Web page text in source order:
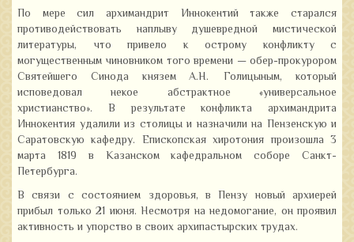
По мере сил архимандрит Иннокентий также старался
противодействовать наплыву душевредной мистической
литературы, что привело к острому конфликту с
могущественным чиновником того времени — обер-прокурором
Святейшего Синода князем А.Н. Голицыным, который
исповедовал некое абстрактное «универсальное
христианство». В результате конфликта архимандрита
Иннокентия удалили из столицы и назначили на Пензенскую и
Саратовскую кафедру. Епископская хиротония произошла 3
марта 1819 в Казанском кафедральном соборе Санкт-
Петербурга.
В связи с состоянием здоровья, в Пензу новый архиерей
прибыл только 21 июня. Несмотря на недомогание, он проявил
активность и упорство в своих архипастырских трудах.